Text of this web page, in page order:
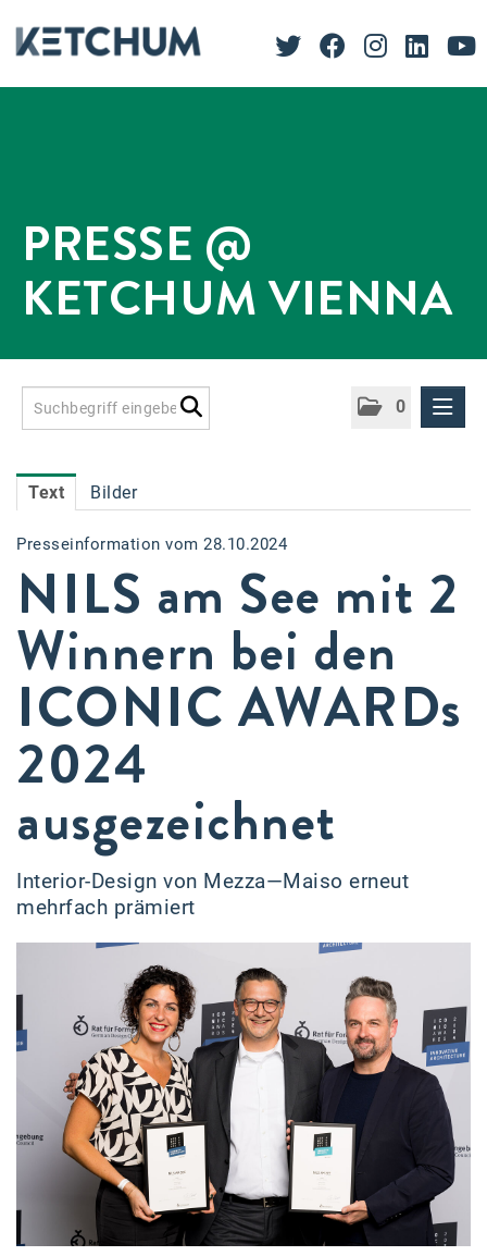
PRESSE @
KETCHUM VIENNA
0
Accessiway
Accor
ALC
Anadi Bank
Arthur D. Little
Bake the Shape
BBDO Wien
BISON
BRP-Rotax
Bundesdenkmalamt
Calle Libre
DDB Wien
Enkeltaugliches Österreich
Gillette
Text Bilder
Presseinformation vom 28.10.2024
NILS am See mit 2
Winnern bei den
ICONIC AWARDs
2024
ausgezeichnet
Interior-Design von Mezza—Maiso erneut
mehrfach prämiert